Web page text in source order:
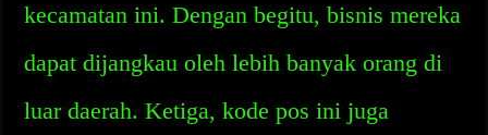
kecamatan ini. Dengan begitu, bisnis mereka
dapat dijangkau oleh lebih banyak orang di
luar daerah. Ketiga, kode pos ini juga